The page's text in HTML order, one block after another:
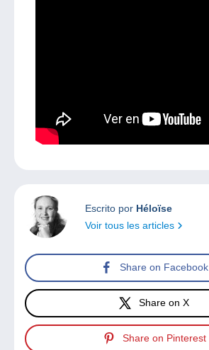
Escrito por Héloïse
Voir tous les articles
Share on Facebook
Share on X
Share on Pinterest